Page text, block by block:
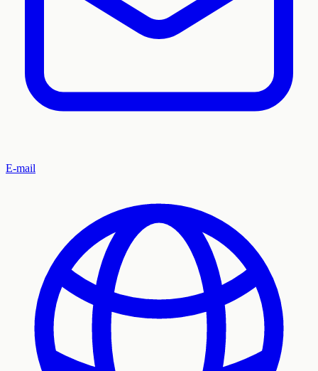
E-mail